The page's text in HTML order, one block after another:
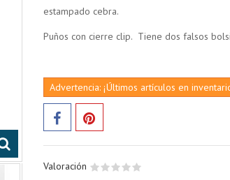
estampado cebra.
Puños con cierre clip. Tiene dos falsos
Advertencia: ¡Últimos artículos en
Valoración